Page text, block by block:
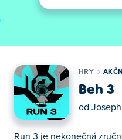
HRY
Beh 3
od
Run 3 je nekonečná